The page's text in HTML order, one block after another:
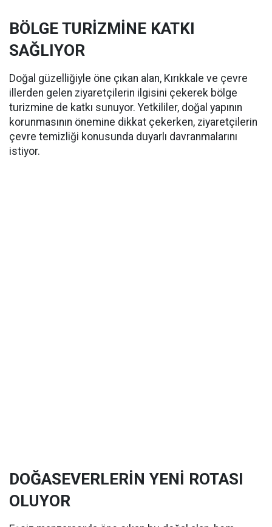
BÖLGE TURİZMİNE KATKI
SAĞLIYOR
Doğal güzelliğiyle öne çıkan alan, Kırıkkale ve çevre
illerden gelen ziyaretçilerin ilgisini çekerek bölge
turizmine de katkı sunuyor. Yetkililer, doğal yapının
korunmasının önemine dikkat çekerken, ziyaretçilerin
çevre temizliği konusunda duyarlı davranmalarını
istiyor.
DOĞASEVERLERİN YENİ ROTASI
OLUYOR